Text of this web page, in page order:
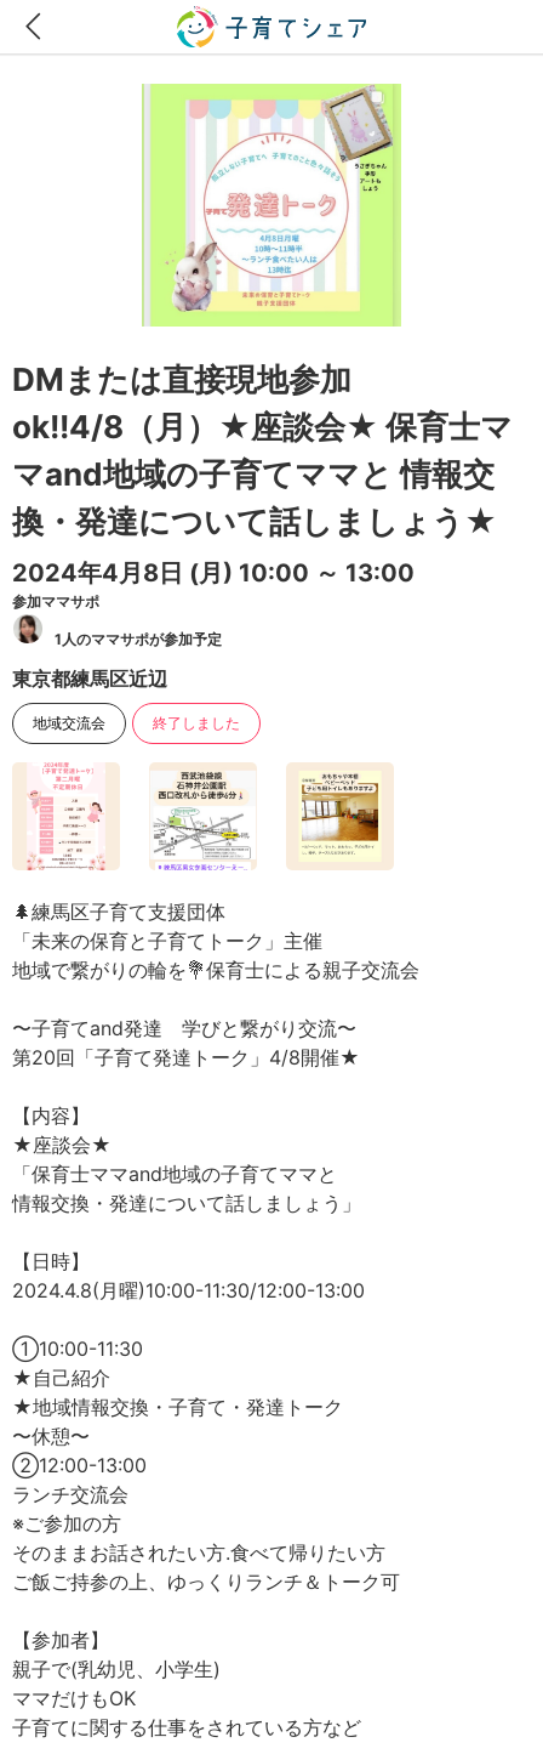
DMまたは直接現地参加
ok!!4/8（月）★座談会★ 保育士マ
マand地域の子育てママと 情報交
換・発達について話しましょう★
2024年4月8日 (月) 10:00 ～ 13:00
参加ママサポ
1人のママサポが参加予定
東京都練馬区近辺
地域交流会 終了しました
🌲練馬区子育て支援団体
「未来の保育と子育てトーク」主催
地域で繋がりの輪を💐保育士による親子交流会
〜子育てand発達 学びと繋がり交流〜
第20回「子育て発達トーク」4/8開催★
【内容】
★座談会★
「保育士ママand地域の子育てママと
情報交換・発達について話しましょう」
【日時】
2024.4.8(月曜)10:00-11:30/12:00-13:00
①10:00-11:30
★自己紹介
★地域情報交換・子育て・発達トーク
〜休憩〜
②12:00-13:00
ランチ交流会
※ご参加の方
そのままお話されたい方.食べて帰りたい方
ご飯ご持参の上、ゆっくりランチ＆トーク可
【参加者】
親子で(乳幼児、小学生)
ママだけもOK
子育てに関する仕事をされている方など